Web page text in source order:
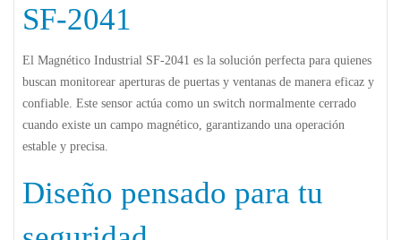
SF-2041
El Magnético Industrial SF-2041 es la solución perfecta para quienes
buscan monitorear aperturas de puertas y ventanas de manera eficaz y
confiable. Este sensor actúa como un switch normalmente cerrado
cuando existe un campo magnético, garantizando una operación
estable y precisa.
Diseño pensado para tu